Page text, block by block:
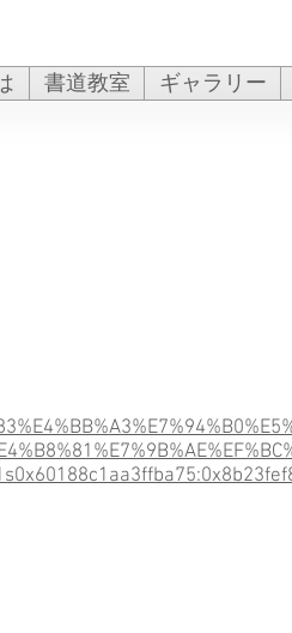
書道教室 ギャラリー